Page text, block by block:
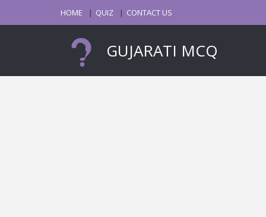
HOME QUIZ CONTACT US
GUJARATI MCQ